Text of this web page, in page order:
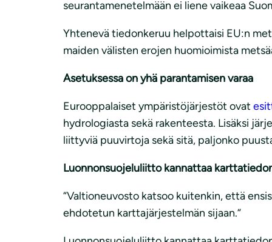
seurantamenetelmään ei liene vaikeaa
Yhtenevä tiedonkeruu helpottaisi EU:n
maiden välisten erojen huomioimista
Asetuksessa on yhä parantamisen varaa
Eurooppalaiset ympäristöjärjestöt ovat
hydrologiasta sekä rakenteesta. Lisäksi
liittyviä puuvirtoja sekä sitä, paljonko
Luonnonsuojeluliitto kannattaa
“Valtioneuvosto katsoo kuitenkin, että
ehdotetun karttajärjestelmän sijaan.“